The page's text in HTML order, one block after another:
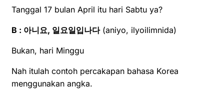
Tanggal 17 bulan April itu hari Sabtu ya?
B : 아니요, 일요일입나다(aniyo, ilyoilimnida)
Bukan, hari Minggu
Nah itulah contoh percakapan bahasa Korea
menggunakan angka.